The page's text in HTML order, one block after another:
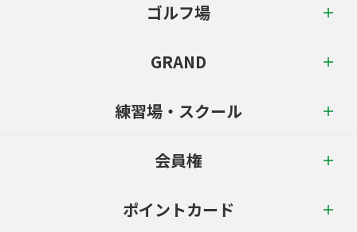
ゴルフ場
GRAND
練習場・スクール
会員権
ポイントカード